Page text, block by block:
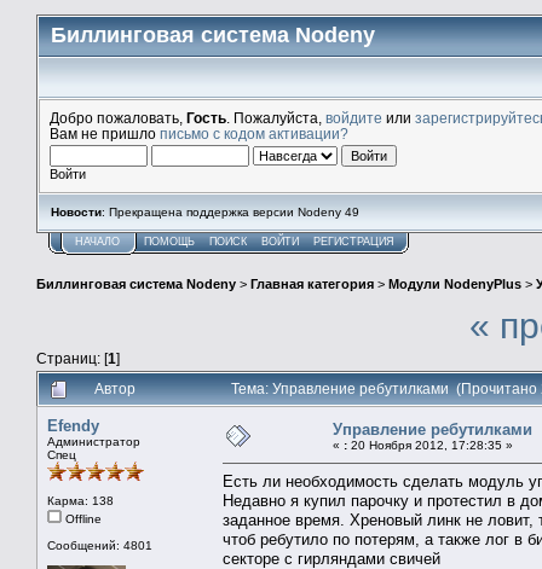
Биллинговая система Nodeny
Добро пожаловать, Гость . Пожалуйста, войдите или
Вам не пришло письмо с кодом активации?
Войти
Новости: Прекращена поддержка версии Nodeny 49
НАЧАЛО ПОМОЩЬ ПОИСК ВОЙТИ РЕГИСТРАЦИЯ
Биллинговая система Nodeny > Главная категория > Модули NodenyPlus >
Страниц: [1]
«
Автор Тема: Управление ребутилками (Прочитано
Efendy
Администратор
Спец
Карма: 138
Offline
Сообщений: 4801
Управление ребутилками
« : 20 Ноября 2012, 17:28:35 »
Есть ли необходимость сделать модуль
Недавно я купил парочку и протестил в
заданное время. Хреновый линк не ловит,
чтоб ребутило по потерям, а также лог в
секторе с гирляндами свичей